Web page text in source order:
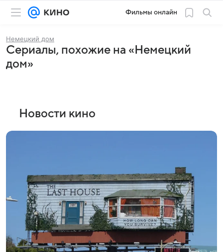
Фильмы онлайн
Немецкий дом
Сериалы, похожие на «Немецкий
дом»
Новости кино